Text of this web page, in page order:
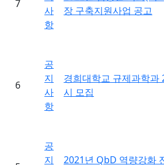
7
사
항
장 구축지원사업 공고
6
공
지
사
항
경희대학교 규제과학과
시 모집
공
지
2021년 QbD 역량강화